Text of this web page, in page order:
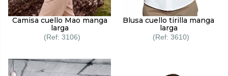
Camisa cuello Mao manga
larga
3106
Blusa cuello tirilla manga
larga
3610